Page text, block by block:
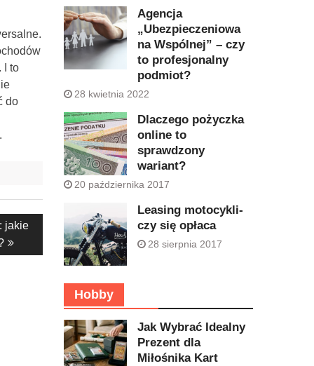
I to
do
.
jakie
Agencja
„Ubezpieczeniowa
na Wspólnej” – czy
to profesjonalny
podmiot?
28 kwietnia 2022
Dlaczego pożyczka
online to
sprawdzony
wariant?
20 października 2017
Leasing motocykli-
czy się opłaca
28 sierpnia 2017
Hobby
Jak Wybrać Idealny
Prezent dla
Miłośnika Kart